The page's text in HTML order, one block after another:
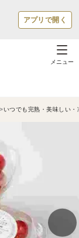
アプリで開く
メニュー
いつでも完熟・美味しい